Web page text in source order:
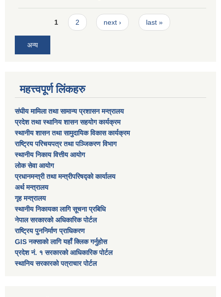
Pages1 2 next › last »
अन्य
महत्त्वपूर्ण लिंकहरु
संघीय मामिला तथा सामान्य प्रशासन मन्त्रालय
प्रदेश तथा स्थानिय शासन सहयोग कार्यक्रम
स्थानीय शासन तथा सामुदायिक विकास कार्यक्रम
राष्ट्रिय परिचयपत्र तथा पञ्जिकरण विभाग
स्थानीय निकाय वित्तीय आयोग
लोक सेवा आयोग
प्रधानमन्त्री तथा मन्त्रीपरिषद्को कार्यालय
अर्थ मन्त्रालय
गृह मन्त्रालय
स्थानीय निकायका लागि सूचना प्रबिधि
नेपाल सरकारको अधिकारिक पोर्टल
राष्ट्रिय पुननिर्माण प्राधिकरण
GIS नक्साको लागि यहाँ क्लिक गर्नुहोस
प्रदेश नं. १ सरकारको आधिकारिक पोर्टल
स्थानिय सरकारको पत्राचार पोर्टल